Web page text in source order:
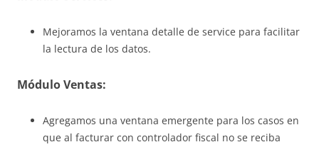
Mejoramos la ventana detalle de service para facilitar
la lectura de los datos.
Módulo Ventas:
Agregamos una ventana emergente para los casos en
que al facturar con controlador fiscal no se reciba